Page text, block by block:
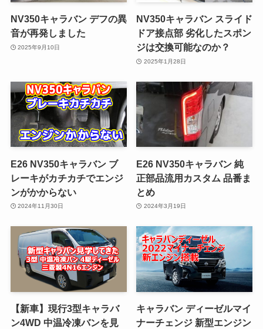
NV350キャラバン デフの異
音が再発しました
2025年9月10日
NV350キャラバン スライド
ドア接点部 劣化したスポン
ジは交換可能なのか？
2025年1月28日
E26 NV350キャラバン ブ
レーキがカチカチでエンジ
ンがかからない
2024年11月30日
E26 NV350キャラバン 純
正部品流用カスタム 品番ま
とめ
2024年3月19日
【新車】現行3型キャラバ
ン4WD 中温冷凍バンを見
キャラバン ディーゼルマイ
ナーチェンジ 新型エンジン